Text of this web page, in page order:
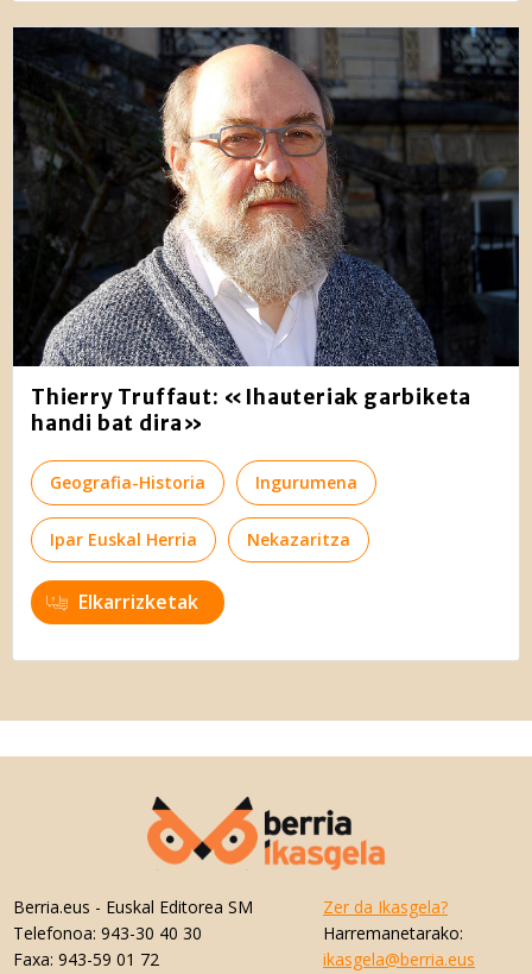
Thierry Truffaut: «Ihauteriak garbiketa
handi bat dira»
Geografia-Historia Ingurumena
Ipar Euskal Herria Nekazaritza
Elkarrizketak
Berria.eus - Euskal Editorea SM
Telefonoa: 943-30 40 30
Faxa: 943-59 01 72
Zer da Ikasgela?
Harremanetarako:
ikasgela@berria.eus